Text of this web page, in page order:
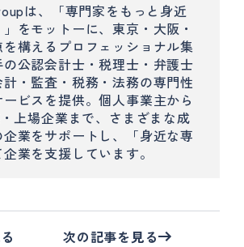
は、「専門家をもっと身近
をモットーに、東京・大阪・
構えるプロフェッショナル集
公認会計士・税理士・弁護士
・監査・税務・法務の専門性
ビスを提供。個人事業主から
上場企業まで、さまざまな成
業をサポートし、「身近な専
業を支援しています。
次の記事を見る